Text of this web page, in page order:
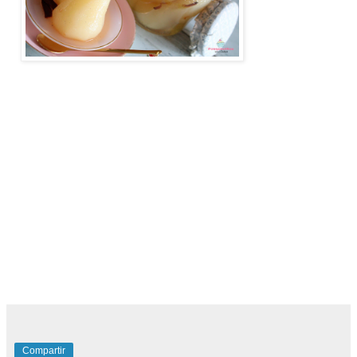
Compartir